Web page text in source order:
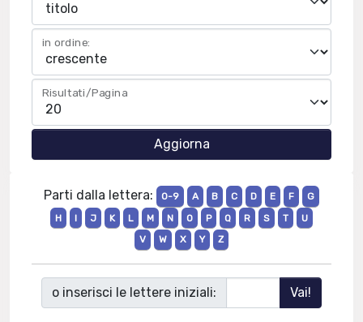
in ordine:
Risultati/Pagina
Parti dalla lettera: 0-9 A B C D E F
G
H
I J K L M N O P Q R S T
U
V
W X Y Z
o inserisci le lettere iniziali: